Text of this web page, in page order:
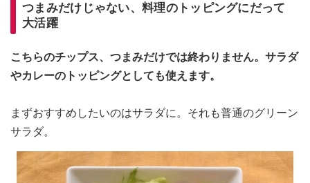
つまみだけじゃない、料理のトッピングにだって
大活躍
こちらのチップス、つまみだけでは終わりません。サラダ
やカレーのトッピングとしても使えます。
まずおすすめしたいのはサラダに。それも普通のグリーン
サラダ。